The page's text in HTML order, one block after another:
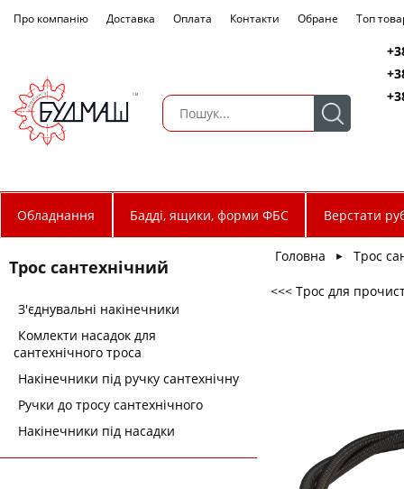
Про компанію Доставка Оплата Контакти Обране Топ
Обладнання Бадді, ящики, форми ФБС Верстати
Трос сантехнічний
З'єднувальні накінечники
Комлекти насадок для
сантехнічного троса
Накінечники під ручку сантехнічну
Ручки до тросу сантехнічного
Накінечники під насадки
Головна ► Трос
<<< Трос для